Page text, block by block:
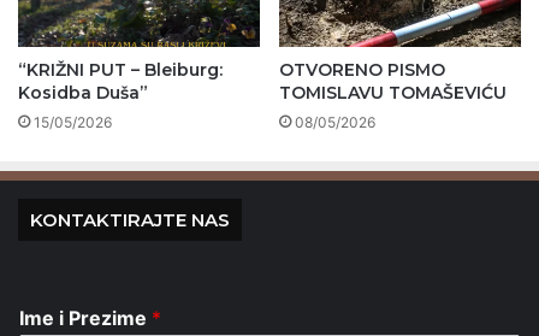
“KRIŽNI PUT – Bleiburg:
Kosidba Duša”
15/05/2026
OTVORENO PISMO
TOMISLAVU TOMAŠEVIĆU
08/05/2026
KONTAKTIRAJTE NAS
Ime i Prezime *